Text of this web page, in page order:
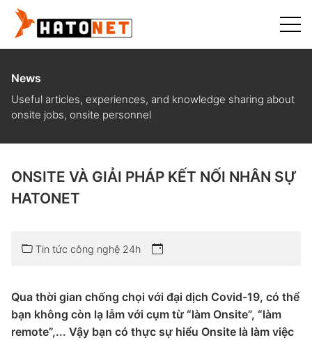
News
Useful articles, experiences, and knowledge sharing about
onsite jobs, onsite personnel
ONSITE VÀ GIẢI PHÁP KẾT NỐI NHÂN SỰ
HATONET
Tin tức công nghệ 24h
Qua thời gian chống chọi với đại dịch Covid-19, có thể
bạn không còn lạ lẫm với cụm từ “làm Onsite”, “làm
remote”,... Vậy bạn có thực sự hiểu Onsite là làm việc